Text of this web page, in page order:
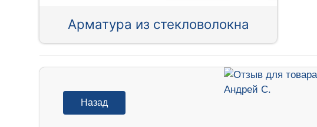
Арматура из стекловолокна
Назад